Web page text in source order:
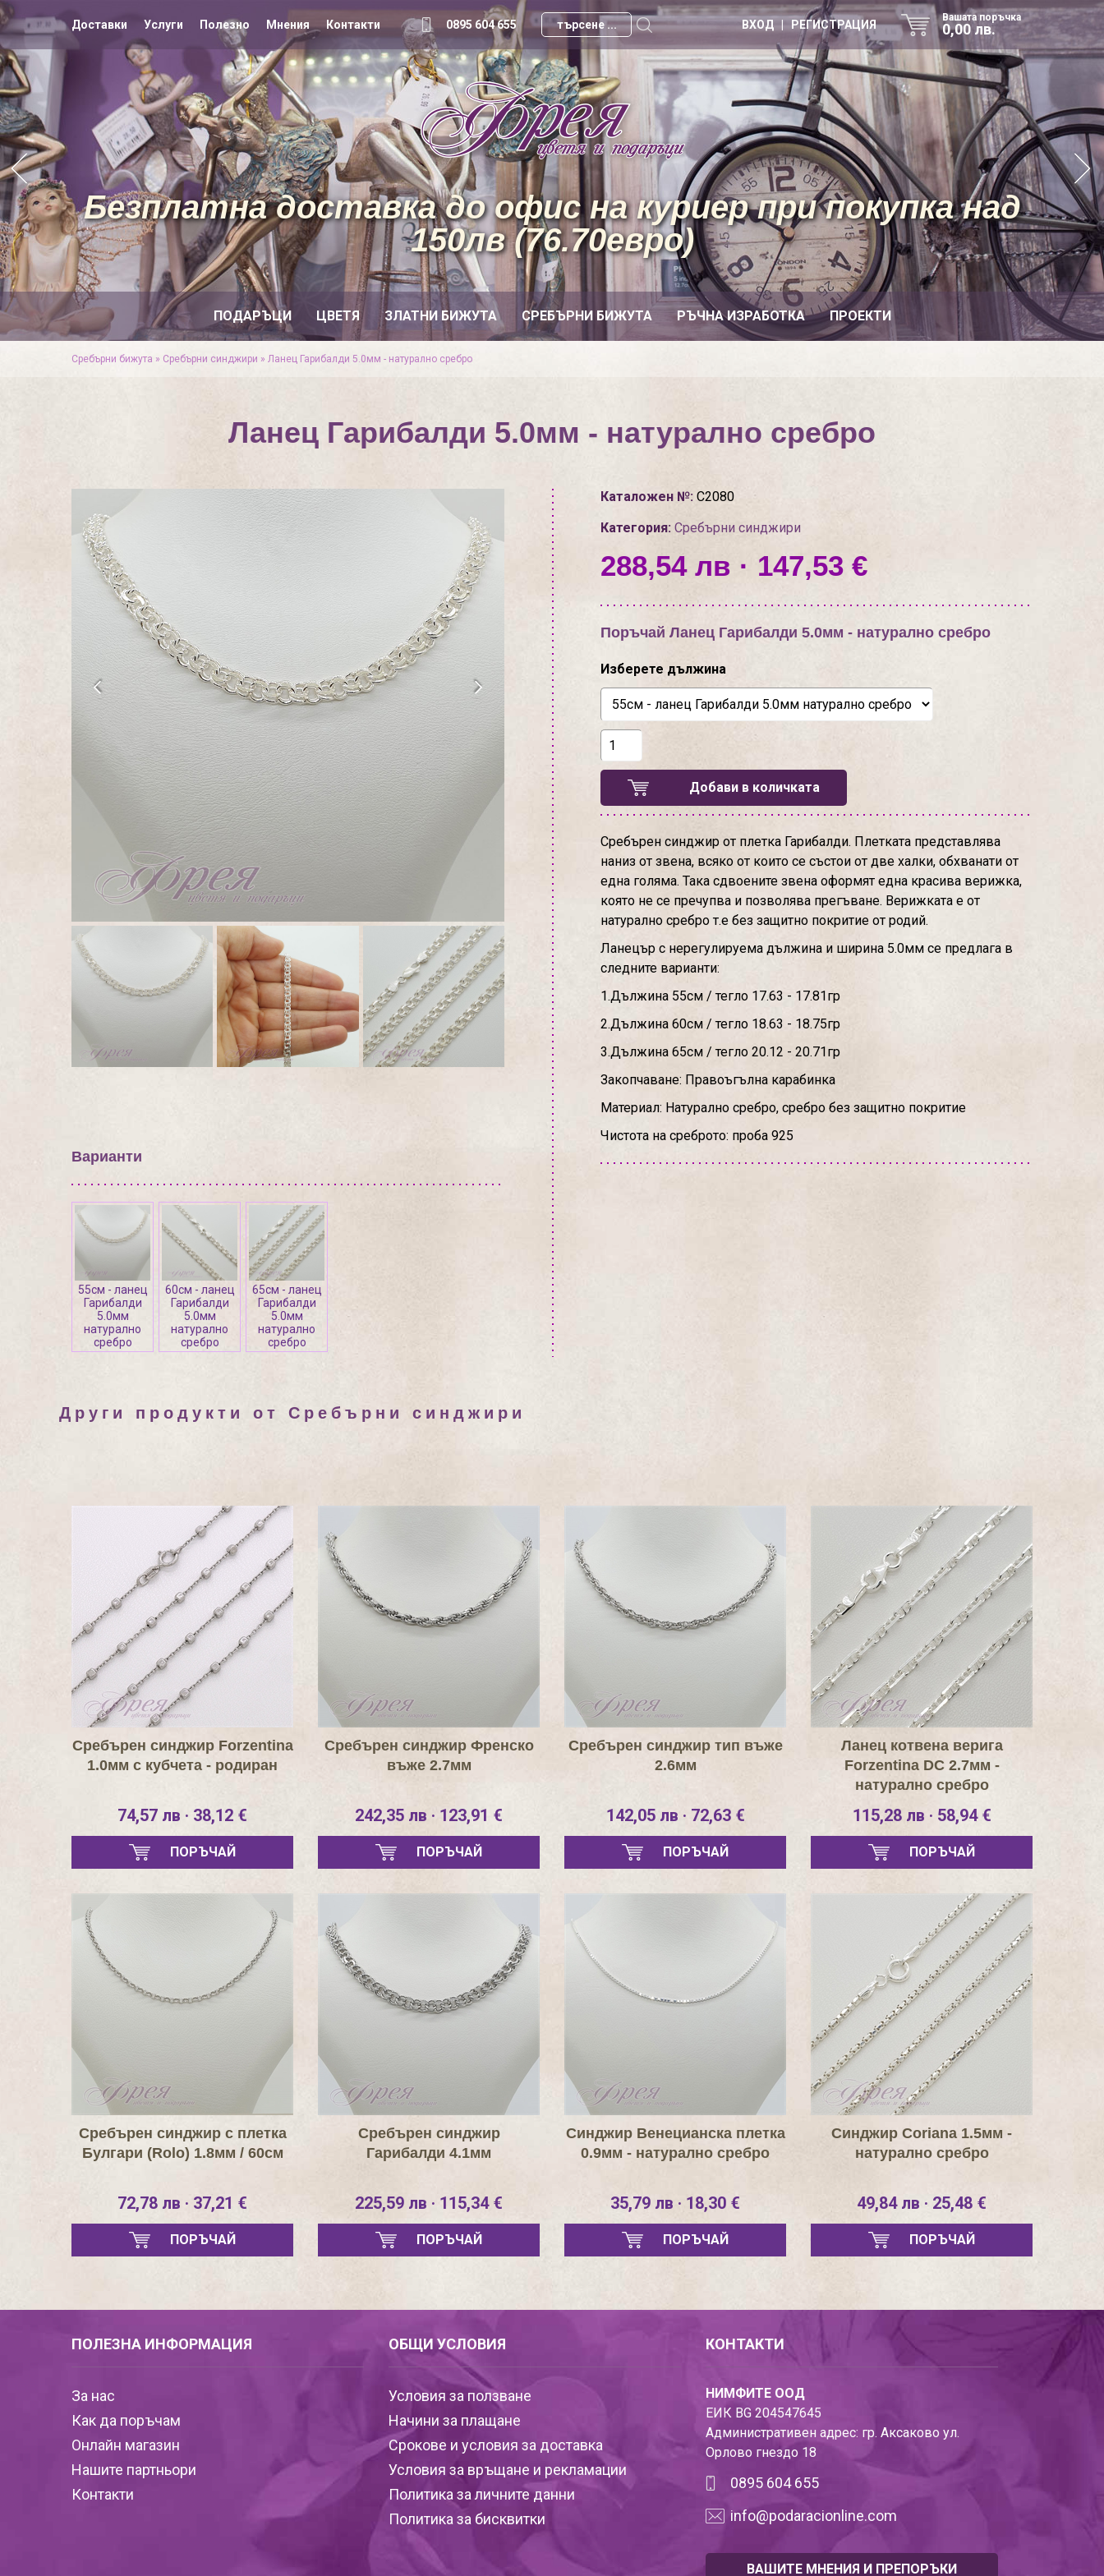
Доставки Услуги Полезно Мнения Контакти 0895 604 655
Вашата поръчка
0,00 лв.
ВХОД | РЕГИСТРАЦИЯ
ПОДАРЪЦИ ЦВЕТЯ ЗЛАТНИ БИЖУТА СРЕБЪРНИ БИЖУТА РЪЧНА ИЗРАБОТКА ПРОЕКТИ
Безплатна доставка до офис на куриер при покупка над
150лв (76.70евро)
Сребърни бижута » Сребърни синджири » Ланец Гарибалди 5.0мм - натурално сребро
Ланец Гарибалди 5.0мм - натурално сребро
Варианти
55см - ланец
Гарибалди
5.0мм
натурално
сребро
60см - ланец
Гарибалди
5.0мм
натурално
сребро
65см - ланец
Гарибалди
5.0мм
натурално
сребро
Каталожен №: С2080
Категория: Сребърни синджири
288,54 лв · 147,53 €
Поръчай Ланец Гарибалди 5.0мм - натурално сребро
Изберете дължина
Добави в количката
Сребърен синджир от плетка Гарибалди. Плетката представлява
наниз от звена, всяко от които се състои от две халки, обхванати от
една голяма. Така сдвоените звена оформят една красива верижка,
която не се пречупва и позволява прегъване. Верижката е от
натурално сребро т.е без защитно покритие от родий.
Ланецър с нерегулируема дължина и ширина 5.0мм се предлага в
следните варианти:
1.Дължина 55см / тегло 17.63 - 17.81гр
2.Дължина 60см / тегло 18.63 - 18.75гр
3.Дължина 65см / тегло 20.12 - 20.71гр
Закопчаване: Правоъгълна карабинка
Материал: Натурално сребро, сребро без защитно покритие
Чистота на среброто: проба 925
Други продукти от Сребърни синджири
Сребърен синджир Forzentina
1.0мм с кубчета - родиран
74,57 лв · 38,12 €
ПОРЪЧАЙ
Сребърен синджир Френско
въже 2.7мм
242,35 лв · 123,91 €
ПОРЪЧАЙ
Сребърен синджир тип въже
2.6мм
142,05 лв · 72,63 €
ПОРЪЧАЙ
Ланец котвена верига
Forzentina DC 2.7мм -
натурално сребро
115,28 лв · 58,94 €
ПОРЪЧАЙ
Сребърен синджир с плетка
Булгари (Rolo) 1.8мм / 60см
72,78 лв · 37,21 €
ПОРЪЧАЙ
Сребърен синджир
Гарибалди 4.1мм
225,59 лв · 115,34 €
ПОРЪЧАЙ
Синджир Венецианска плетка
0.9мм - натурално сребро
35,79 лв · 18,30 €
ПОРЪЧАЙ
Синджир Coriana 1.5мм -
натурално сребро
49,84 лв · 25,48 €
ПОРЪЧАЙ
ПОЛЕЗНА ИНФОРМАЦИЯ
За нас
Как да поръчам
Онлайн магазин
Нашите партньори
Контакти
ОБЩИ УСЛОВИЯ
Условия за ползване
Начини за плащане
Срокове и условия за доставка
Условия за връщане и рекламации
Политика за личните данни
Политика за бисквитки
КОНТАКТИ
НИМФИТЕ ООД
ЕИК BG 204547645
Административен адрес: гр. Аксаково ул.
Орлово гнездо 18
0895 604 655
info@podaracionline.com
ВАШИТЕ МНЕНИЯ И ПРЕПОРЪКИ